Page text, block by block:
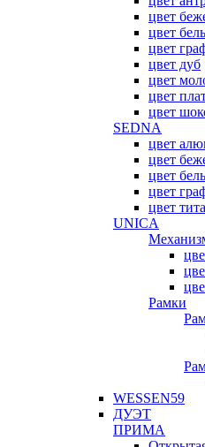
цвет
цвет
цвет
цвет дуб
цвет
цвет
цвет
SEDNA
цвет
цвет
цвет
цвет
цвет
UNICA
Рамки
WESSEN59
ДУЭТ
ПРИМА